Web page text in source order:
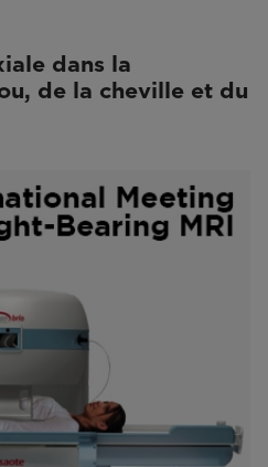
dans la
de la cheville et du